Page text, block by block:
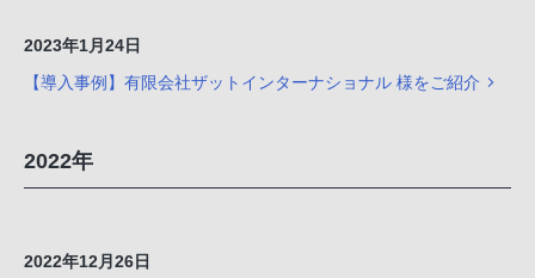
2023年1月24日
【導入事例】有限会社ザットインターナショナル 様をご紹介
2022年
2022年12月26日